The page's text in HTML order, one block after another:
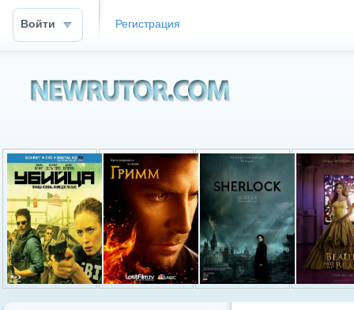
Войти Регистрация